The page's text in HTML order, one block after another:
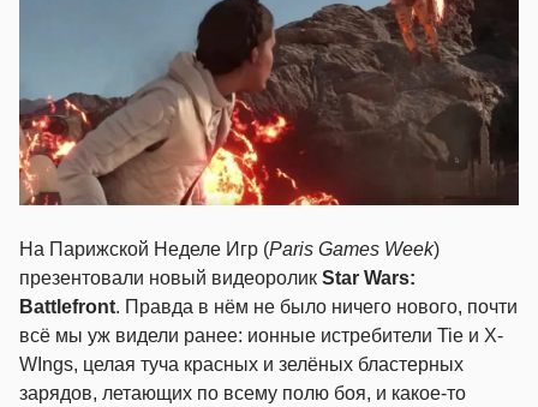
На Парижской Неделе Игр (Paris Games Week)
презентовали новый видеоролик Star Wars:
Battlefront. Правда в нём не было ничего нового, почти
всё мы уж видели ранее: ионные истребители Tie и X-
WIngs, целая туча красных и зелёных бластерных
зарядов, летающих по всему полю боя, и какое-то